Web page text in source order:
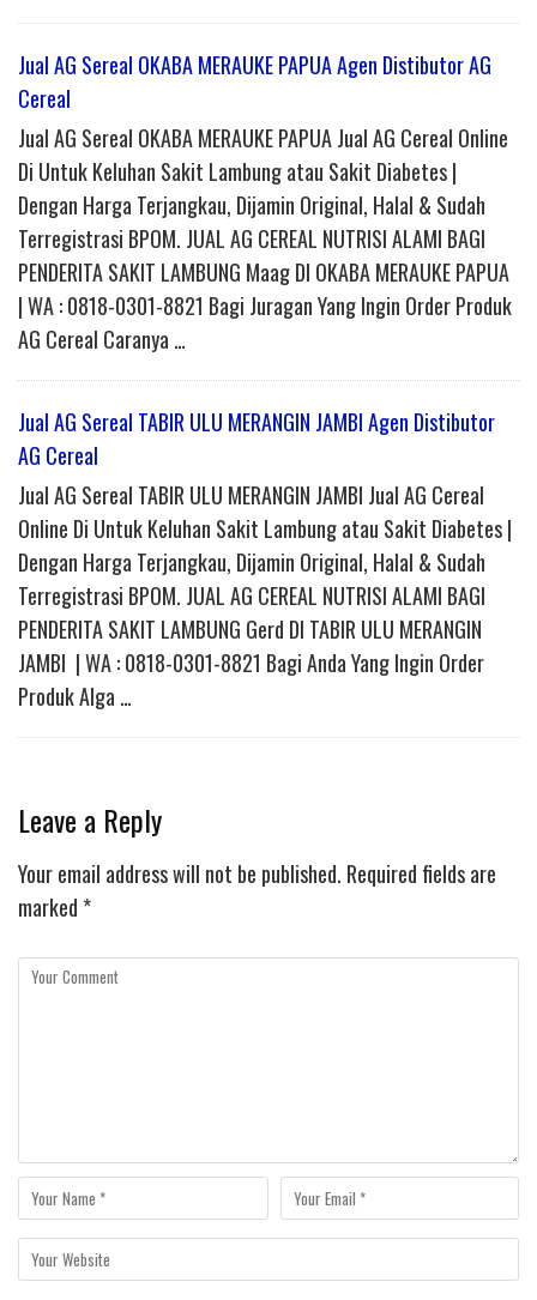
Jual AG Sereal OKABA MERAUKE PAPUA Agen Distibutor AG
Cereal
Jual AG Sereal OKABA MERAUKE PAPUA Jual AG Cereal Online
Di Untuk Keluhan Sakit Lambung atau Sakit Diabetes |
Dengan Harga Terjangkau, Dijamin Original, Halal & Sudah
Terregistrasi BPOM. JUAL AG CEREAL NUTRISI ALAMI BAGI
PENDERITA SAKIT LAMBUNG Maag DI OKABA MERAUKE PAPUA
| WA : 0818-0301-8821 Bagi Juragan Yang Ingin Order Produk
AG Cereal Caranya …
Jual AG Sereal TABIR ULU MERANGIN JAMBI Agen Distibutor
AG Cereal
Jual AG Sereal TABIR ULU MERANGIN JAMBI Jual AG Cereal
Online Di Untuk Keluhan Sakit Lambung atau Sakit Diabetes |
Dengan Harga Terjangkau, Dijamin Original, Halal & Sudah
Terregistrasi BPOM. JUAL AG CEREAL NUTRISI ALAMI BAGI
PENDERITA SAKIT LAMBUNG Gerd DI TABIR ULU MERANGIN
JAMBI | WA : 0818-0301-8821 Bagi Anda Yang Ingin Order
Produk Alga …
Leave a Reply
Your email address will not be published. Required fields are
marked *